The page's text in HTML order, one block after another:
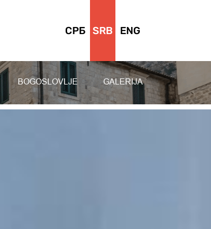
СРБ SRB ENG
BOGOSLOVLJE GALERIJA